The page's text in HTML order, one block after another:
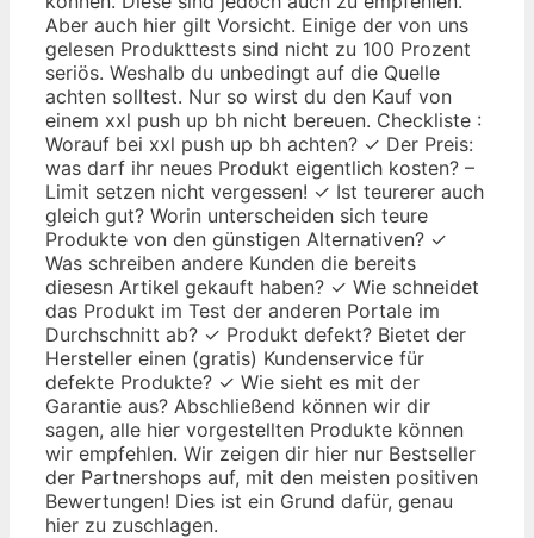
Aber auch hier gilt Vorsicht. Einige der von uns
gelesen Produkttests sind nicht zu 100 Prozent
seriös. Weshalb du unbedingt auf die Quelle
achten solltest. Nur so wirst du den Kauf von
einem xxl push up bh nicht bereuen. Checkliste :
Worauf bei xxl push up bh achten? ✓ Der Preis:
was darf ihr neues Produkt eigentlich kosten? –
Limit setzen nicht vergessen! ✓ Ist teurerer auch
gleich gut? Worin unterscheiden sich teure
Produkte von den günstigen Alternativen? ✓
Was schreiben andere Kunden die bereits
diesesn Artikel gekauft haben? ✓ Wie schneidet
das Produkt im Test der anderen Portale im
Durchschnitt ab? ✓ Produkt defekt? Bietet der
Hersteller einen (gratis) Kundenservice für
defekte Produkte? ✓ Wie sieht es mit der
Garantie aus? Abschließend können wir dir
sagen, alle hier vorgestellten Produkte können
wir empfehlen. Wir zeigen dir hier nur Bestseller
der Partnershops auf, mit den meisten positiven
Bewertungen! Dies ist ein Grund dafür, genau
hier zu zuschlagen.